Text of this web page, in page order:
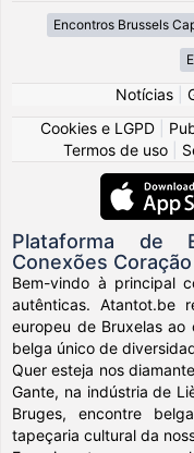
Encontros Brussels
Notícias
Cookies e LGPD
Termos de uso
Plataforma de
Conexões
Bem-vindo à principal
autênticas. Atantot.be
europeu de Bruxelas
belga único de
Quer esteja nos
Gante, na indústria de
Bruges, encontre
tapeçaria cultural da